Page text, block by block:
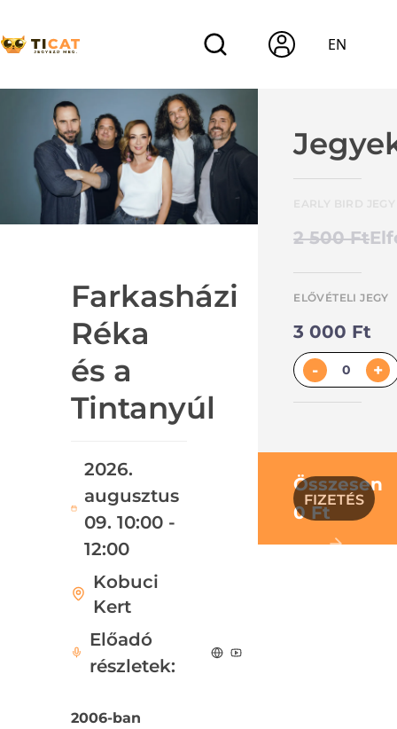
EN
Farkasházi
Réka
és a
Tintanyúl
2026.
augusztus
09. 10:00 -
12:00
Kobuci
Kert
Előadó
részletek:
2 500 Ft
ELŐVÉTELI JEGY
3 000 Ft
- +
Összesen
0 Ft
FIZETÉS
2006-ban